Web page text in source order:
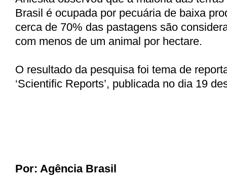
Brasil é ocupada por pecuária de baixa
cerca de 70% das pastagens são
com menos de um animal por hectare.
O resultado da pesquisa foi tema de
‘Scientific Reports’, publicada no dia 19
Por: Agência Brasil